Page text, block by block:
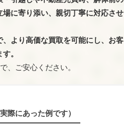
場に寄り添い、親切丁寧に対応させ
より高価な買取を可能にし、お客
。
、ご安心ください。
際にあった例です）